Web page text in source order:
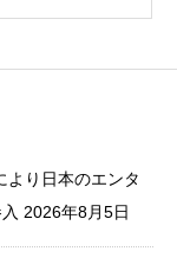
より日本のエンタ
2026年8月5日